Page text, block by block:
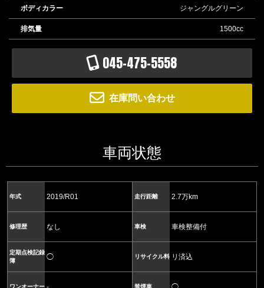
ボディカラー ジャングルグリーン
排気量 1500cc
045-475-5558
在庫問い合わせ
車両状態
年式 2019/R01 走行距離 2.7万km
修理歴 なし 車検 車検整備付
定期点検記録
簿
◯ リサイクル料 リ済込
ワンオーナー 禁煙車